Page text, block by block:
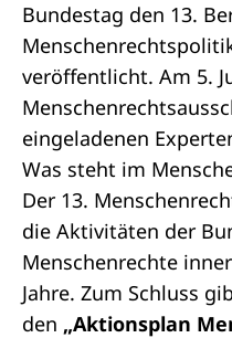
Bundestag den 13.
veröffentlicht. Am 5.
eingeladenen
Was steht im
Der 13.
die Aktivitäten der
Menschenrechte
Jahre. Zum Schluss
den „Aktionsplan